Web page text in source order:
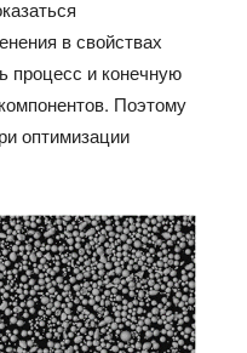
в свойствах
процесс и конечную
Поэтому
оптимизации